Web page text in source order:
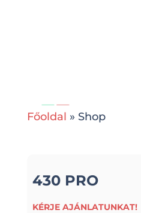
Főoldal » Shop
430 PRO
KÉRJE AJÁNLATUNKAT!